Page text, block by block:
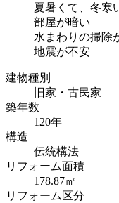
夏暑くて、冬寒
部屋が暗い
水まわりの掃除
地震が不安
建物種別
旧家・古民家
築年数
120年
構造
伝統構法
リフォーム面積
178.87㎡
リフォーム区分